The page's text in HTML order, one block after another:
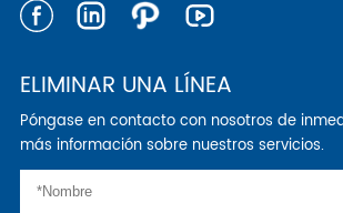
ELIMINAR UNA LÍNEA
Póngase en contacto con nosotros de inmediato para obtener
más información sobre nuestros servicios.